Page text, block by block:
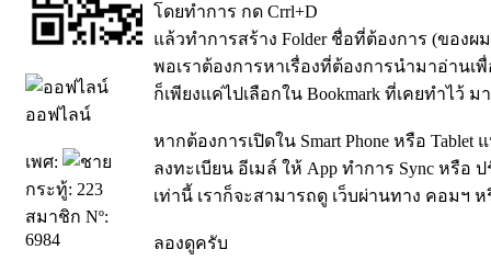
ออฟไลน์
เพศ:
กระทู้: 223
สมาชิก Nº:
6984
โดยทำการ กด Crrl+D
แล้วทำการสร้าง Folder ชื่อที่ต้องการ (ของผ
พอเราต้องการหาเรื่องที่ต้องการนำมาอ่าน
ก็เพียงแค่ไปเลือกใน Bookmark ที่เคยทำไว้
หากต้องการเปิดใน Smart Phone หรือ Tablet
ลงทะเบียน อีเมล์ ให้ App ทำการ Sync หรือ
เท่านี้ เราก็จะสามารถดู เว็บผ่านทาง คอมฯ หรื
ลองดูครับ